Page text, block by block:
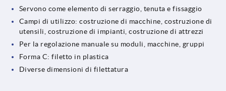
Servono come elemento di serraggio, tenuta e fissaggio
Campi di utilizzo: costruzione di macchine, costruzione di
utensili, costruzione di impianti, costruzione di attrezzi
Per la regolazione manuale su moduli, macchine, gruppi
Forma C: filetto in plastica
Diverse dimensioni di filettatura